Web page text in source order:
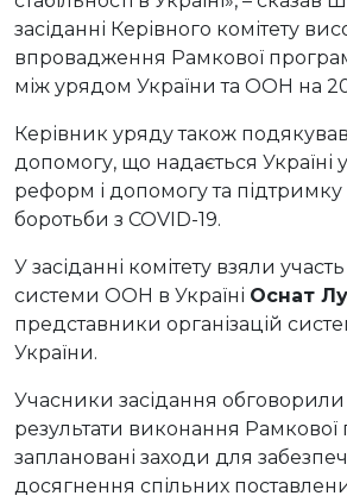
засіданні Керівного комітету
впровадження Рамкової
між урядом України та ООН на
Керівник уряду також
допомогу, що надається Україні
реформ і допомогу та
боротьби з COVID-19.
У засіданні комітету взяли
системи ООН в Україні Оснат
представники організацій
України.
Учасники засідання обговорили
результати виконання Рамкової
заплановані заходи для
досягнення спільних